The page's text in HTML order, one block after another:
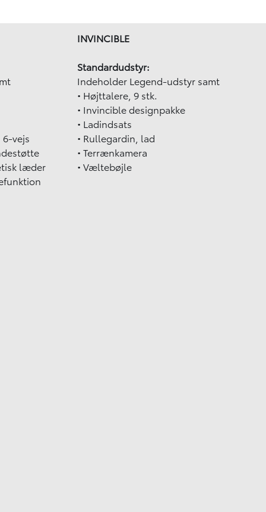
vejs
læder
INVINCIBLE
Standardudstyr:
Indeholder Legend-udstyr samt
• Højttalere, 9 stk.
• Invincible designpakke
• Ladindsats
• Rullegardin, lad
• Terrænkamera
• Væltebøjle